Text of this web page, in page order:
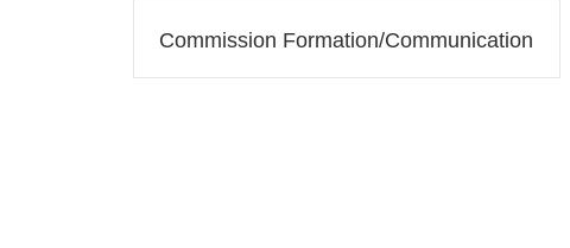
Commission Formation/Communication